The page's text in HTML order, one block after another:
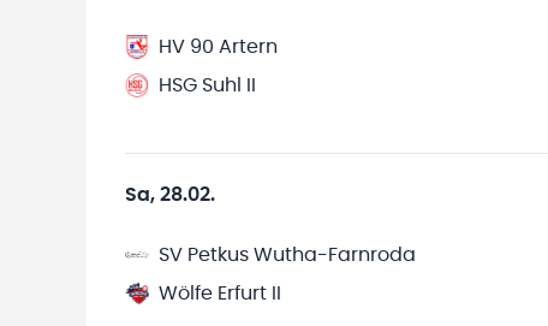
HV 90 Artern
HSG Suhl II
Sa, 28.02.
SV Petkus Wutha-Farnroda
Wölfe Erfurt II